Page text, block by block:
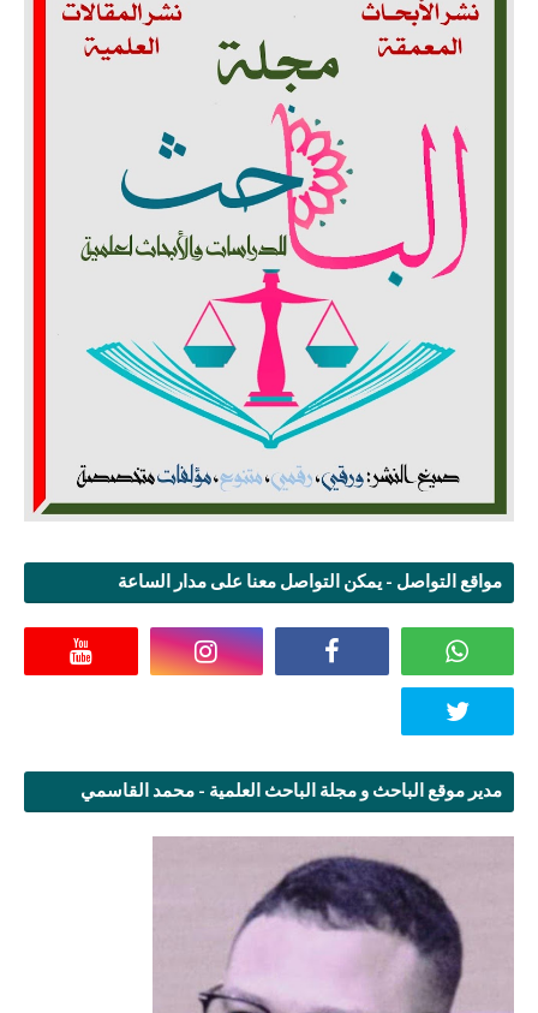
مواقع التواصل - يمكن التواصل معنا على مدار الساعة
مدير موقع الباحث و مجلة الباحث العلمية - محمد القاسمي